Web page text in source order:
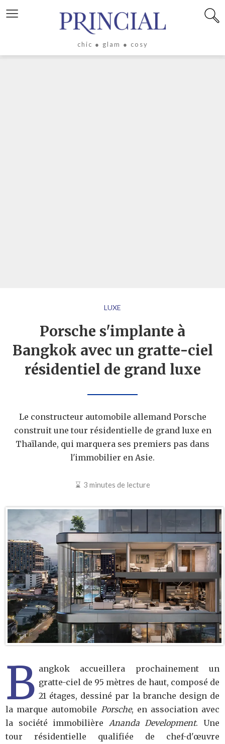
≡
chic ● glam ● cosy
LUXE
Porsche s'implante à
Bangkok avec un gratte-ciel
résidentiel de grand luxe
Le constructeur automobile allemand Porsche
construit une tour résidentielle de grand luxe en
Thaïlande, qui marquera ses premiers pas dans
l'immobilier en Asie.
3 minutes de lecture
B angkok accueillera prochainement un
gratte-ciel de 95 mètres de haut, composé de
21 étages, dessiné par la branche design de
la marque automobile Porsche, en association avec
la société immobilière Ananda Development. Une
tour résidentielle qualifiée de chef-d'œuvre